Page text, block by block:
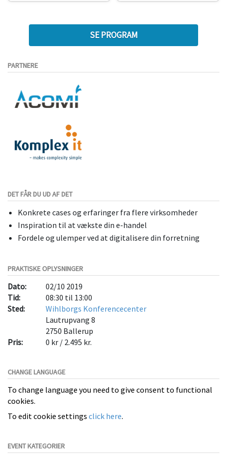
SE PROGRAM
PARTNERE
DET FÅR DU UD AF DET
Konkrete cases og erfaringer fra flere virksomheder
Inspiration til at vækste din e-handel
Fordele og ulemper ved at digitalisere din forretning
PRAKTISKE OPLYSNINGER
Dato:
02/10 2019
Tid:
08:30 til 13:00
Sted:
Wihlborgs Konferencecenter
Lautrupvang 8
2750 Ballerup
Pris:
0 kr / 2.495 kr.
CHANGE LANGUAGE
To change language you need to give consent to functional
cookies.
To edit cookie settings click here.
EVENT KATEGORIER